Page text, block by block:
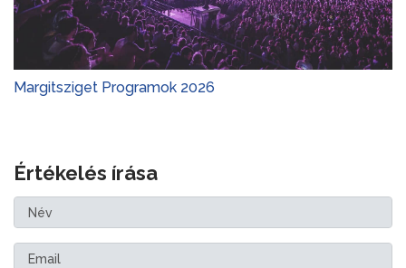
Margitsziget Programok 2026
Értékelés írása